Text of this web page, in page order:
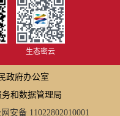
生态密云
政府办公室
和数据管理局
安备 11022802010001